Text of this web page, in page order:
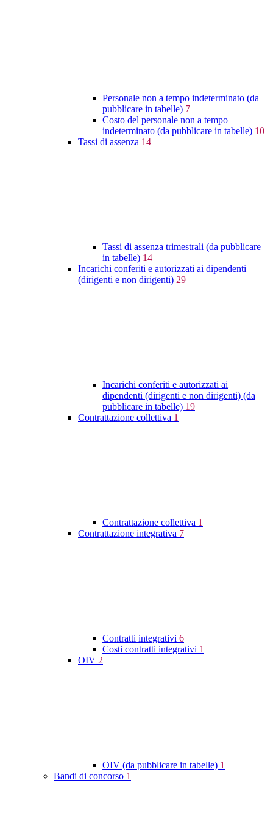
Personale non a tempo indeterminato (da
pubblicare in tabelle) 7
Costo del personale non a tempo
indeterminato (da pubblicare in tabelle) 10
Tassi di assenza 14
Tassi di assenza trimestrali (da pubblicare
in tabelle) 14
Incarichi conferiti e autorizzati ai dipendenti
(dirigenti e non dirigenti) 29
Incarichi conferiti e autorizzati ai
dipendenti (dirigenti e non dirigenti) (da
pubblicare in tabelle) 19
Contrattazione collettiva 1
Contrattazione collettiva 1
Contrattazione integrativa 7
Contratti integrativi 6
Costi contratti integrativi 1
OIV 2
OIV (da pubblicare in tabelle) 1
Bandi di concorso 1